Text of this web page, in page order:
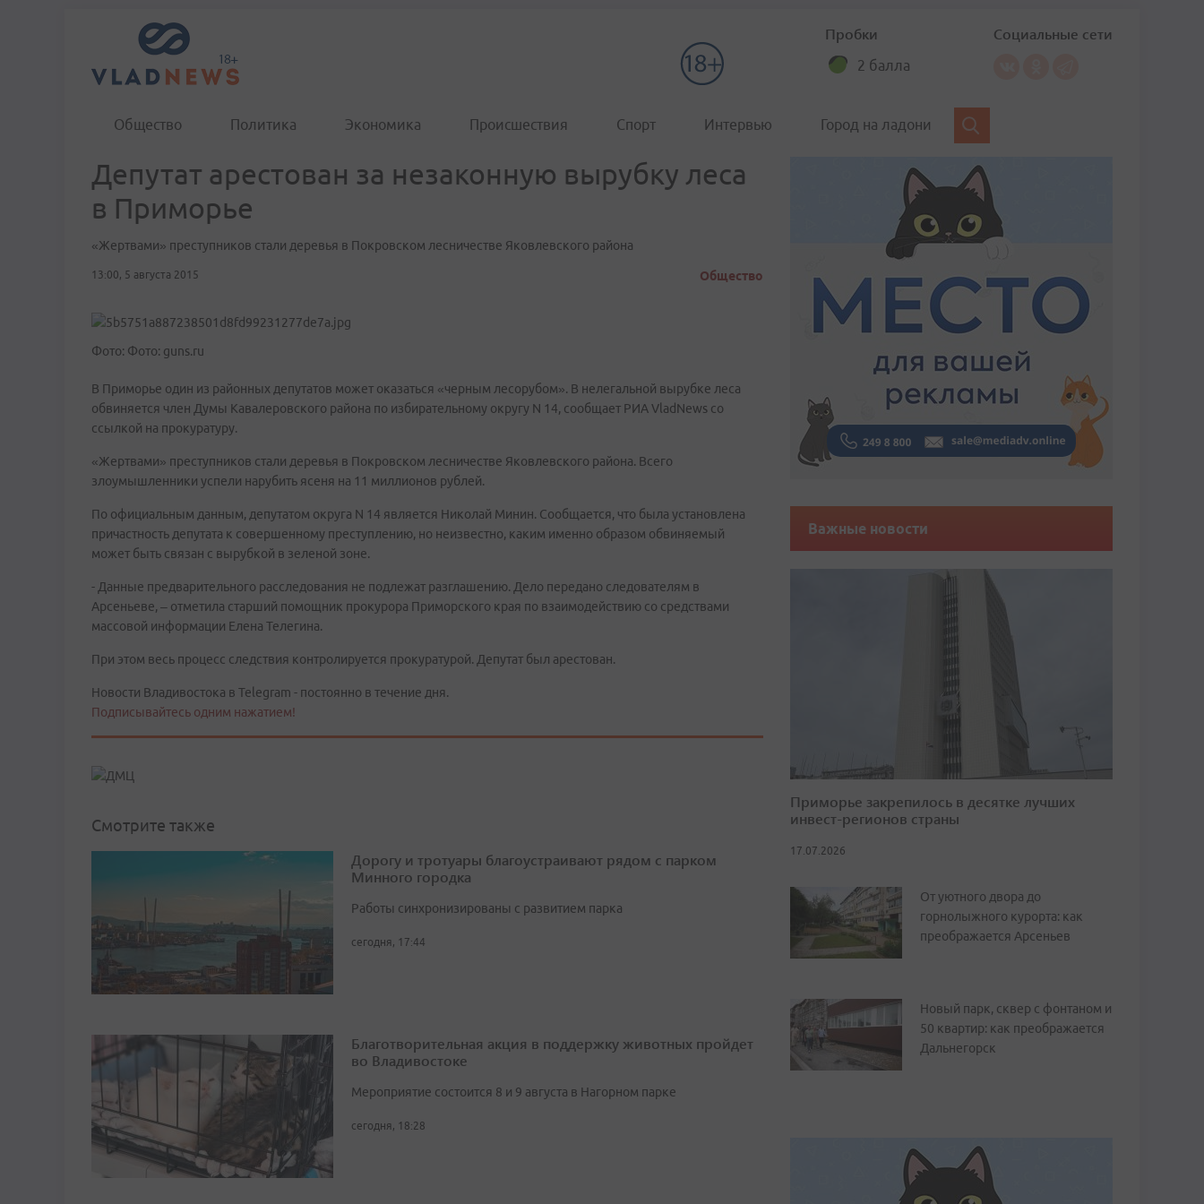
Пробки
2 балла
Социальные сети
Общество Политика Экономика Происшествия Спорт Интервью Город на ладони
Депутат арестован за незаконную вырубку леса
в Приморье
«Жертвами» преступников стали деревья в Покровском лесничестве Яковлевского района
13:00, 5 августа 2015 Общество
Фото: Фото: guns.ru
В Приморье один из районных депутатов может оказаться «черным лесорубом». В нелегальной вырубке леса
обвиняется член Думы Кавалеровского района по избирательному округу N 14, сообщает РИА VladNews со
ссылкой на прокуратуру.
«Жертвами» преступников стали деревья в Покровском лесничестве Яковлевского района. Всего
злоумышленники успели нарубить ясеня на 11 миллионов рублей.
По официальным данным, депутатом округа N 14 является Николай Минин. Сообщается, что была установлена
причастность депутата к совершенному преступлению, но неизвестно, каким именно образом обвиняемый
может быть связан с вырубкой в зеленой зоне.
- Данные предварительного расследования не подлежат разглашению. Дело передано следователям в
Арсеньеве, – отметила старший помощник прокурора Приморского края по взаимодействию со средствами
массовой информации Елена Телегина.
При этом весь процесс следствия контролируется прокуратурой. Депутат был арестован.
Новости Владивостока в Telegram - постоянно в течение дня.
Подписывайтесь одним нажатием!
Смотрите также
Дорогу и тротуары благоустраивают рядом с парком
Минного городка
Работы синхронизированы с развитием парка
сегодня, 17:44
Благотворительная акция в поддержку животных пройдет
во Владивостоке
Мероприятие состоится 8 и 9 августа в Нагорном парке
сегодня, 18:28
Важные новости
Приморье закрепилось в десятке лучших
инвест-регионов страны
17.07.2026
От уютного двора до
горнолыжного курорта: как
преображается Арсеньев
Новый парк, сквер с фонтаном и
50 квартир: как преображается
Дальнегорск